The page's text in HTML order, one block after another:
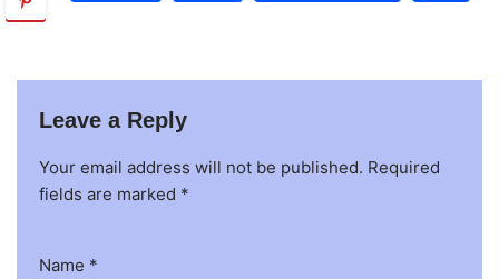
Leave a Reply
Your email address will not be published. Required
fields are marked *
Name *